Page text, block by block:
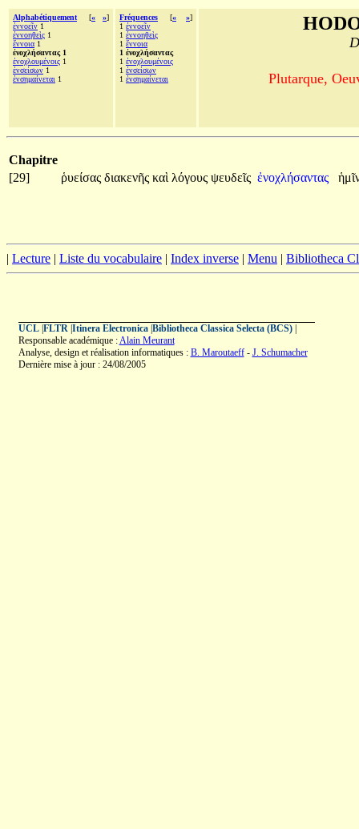
Alphabétiquement [« »]
ἐννοεῖν 1
ἐννοηθεὶς 1
ἔννοια 1
ἐνοχλήσαντας 1
ἐνοχλουμένοις 1
ἐνσείσων 1
ἐνσημαίνεται 1
Fréquences [« »]
1 ἐννοεῖν
1 ἐννοηθεὶς
1 ἔννοια
1 ἐνοχλήσαντας
1 ἐνοχλουμένοις
1 ἐνσείσων
1 ἐνσημαίνεται Plutarque,
Chapitre
[29]
ῥυείσας διακενῆς καὶ λόγους ψευδεῖς ἐνοχλήσαντας
| Lecture | Liste du vocabulaire | Index inverse | Menu | Bibliotheca
UCL| FLTR| Itinera Electronica| Bibliotheca Classica Selecta (BCS)|
Responsable académique :Alain Meurant
Analyse, design et réalisation informatiques : B. Maroutaeff- J. Schumacher
Dernière mise à jour : 24/08/2005